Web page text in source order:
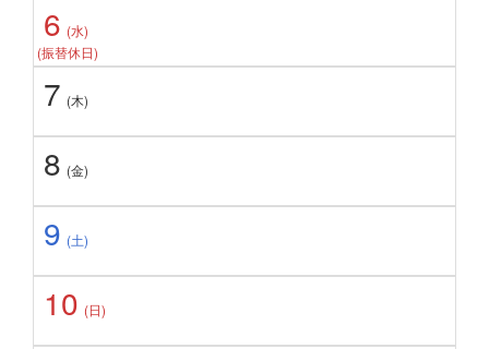
6 (水)
(振替休日)
7 (木)
8 (金)
9 (土)
10 (日)